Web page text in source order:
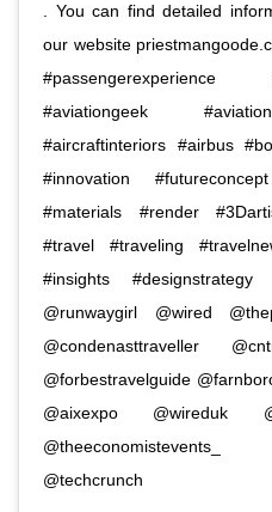
. You can find detailed
our website
#aviationgeek
#aircraftinteriors #airbus
#innovation
#materials #render
#travel #traveling
#insights
@runwaygirl @wired
@condenasttraveller
@forbestravelguide
@aixexpo @wireduk
@techcrunch